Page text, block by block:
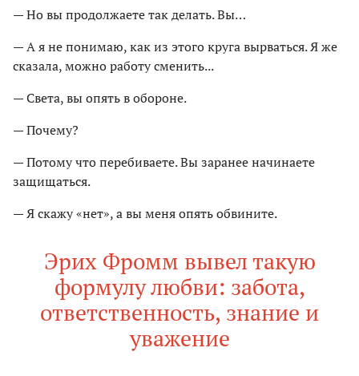
— Но вы продолжаете так делать. Вы…
— А я не понимаю, как из этого круга вырваться. Я же
сказала, можно работу сменить...
— Света, вы опять в обороне.
— Почему?
— Потому что перебиваете. Вы заранее начинаете
защищаться.
— Я скажу «нет», а вы меня опять обвините.
Эрих Фромм вывел такую
формулу любви: забота,
ответственность, знание и
уважение